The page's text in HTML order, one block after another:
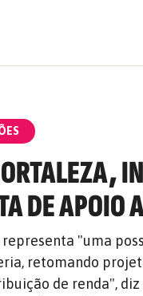
DE APOIO
"uma
retomando
de renda",